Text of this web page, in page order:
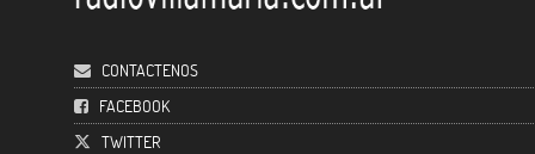
CONTACTENOS
FACEBOOK
TWITTER